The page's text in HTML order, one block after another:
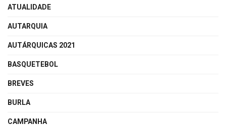
ATUALIDADE
AUTARQUIA
AUTÁRQUICAS 2021
BASQUETEBOL
BREVES
BURLA
CAMPANHA